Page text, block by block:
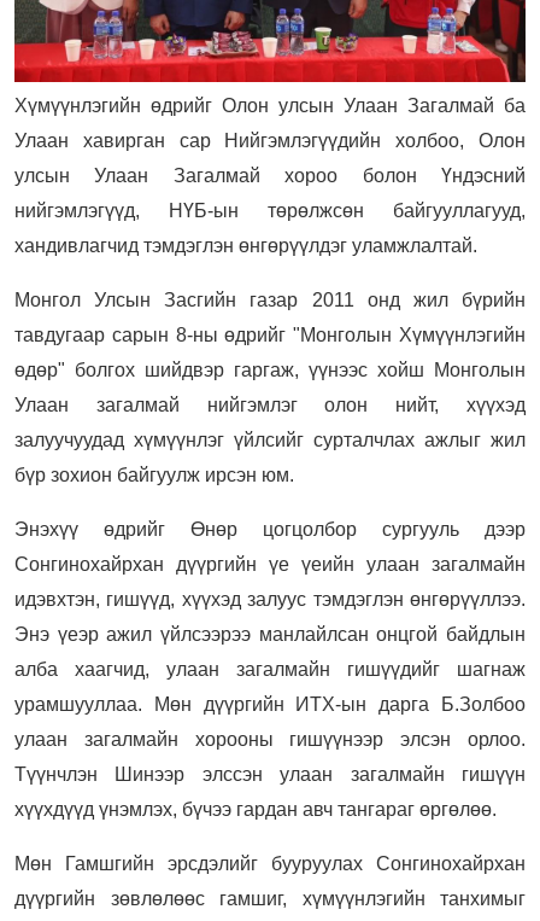
Хүмүүнлэгийн өдрийг Олон улсын Улаан Загалмай ба
Улаан хавирган сар Нийгэмлэгүүдийн холбоо, Олон
улсын Улаан Загалмай хороо болон Үндэсний
нийгэмлэгүүд, НҮБ-ын төрөлжсөн байгууллагууд,
хандивлагчид тэмдэглэн өнгөрүүлдэг уламжлалтай.
Монгол Улсын Засгийн газар 2011 онд жил бүрийн
тавдугаар сарын 8-ны өдрийг "Монголын Хүмүүнлэгийн
өдөр" болгох шийдвэр гаргаж, үүнээс хойш Монголын
Улаан загалмай нийгэмлэг олон нийт, хүүхэд
залуучуудад хүмүүнлэг үйлсийг сурталчлах ажлыг жил
бүр зохион байгуулж ирсэн юм.
Энэхүү өдрийг Өнөр цогцолбор сургууль дээр
Сонгинохайрхан дүүргийн үе үеийн улаан загалмайн
идэвхтэн, гишүүд, хүүхэд залуус тэмдэглэн өнгөрүүллээ.
Энэ үеэр ажил үйлсээрээ манлайлсан онцгой байдлын
алба хаагчид, улаан загалмайн гишүүдийг шагнаж
урамшууллаа. Мөн дүүргийн ИТХ-ын дарга Б.Золбоо
улаан загалмайн хорооны гишүүнээр элсэн орлоо.
Түүнчлэн Шинээр элссэн улаан загалмайн гишүүн
хүүхдүүд үнэмлэх, бүчээ гардан авч тангараг өргөлөө.
Мөн Гамшгийн эрсдэлийг бууруулах Сонгинохайрхан
дүүргийн зөвлөлөөс гамшиг, хүмүүнлэгийн танхимыг